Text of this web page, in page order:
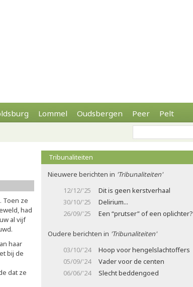
Lommel Oudsbergen Peer Pelt
Toen ze
had
al vijf
haar
bij de
dat ze
Tribunaliteiten
Nieuwere berichten in 'Tribunaliteiten'
12/12/'25
Dit is geen kerstverhaal
30/10/'25
Delirium...
26/09/'25
Een “prutser” of een oplichter?
Oudere berichten in 'Tribunaliteiten'
03/10/'24
Hoop voor hengelslachtoffers
05/09/'24
Vader voor de centen
06/06/'24
Slecht beddengoed